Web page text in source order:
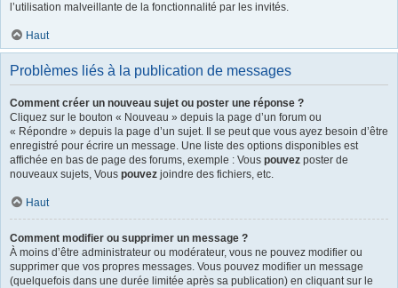
l’utilisation malveillante de la fonctionnalité par les invités.
Haut
Problèmes liés à la publication de messages
Comment créer un nouveau sujet ou poster une réponse ?
Cliquez sur le bouton « Nouveau » depuis la page d’un forum ou
« Répondre » depuis la page d’un sujet. Il se peut que vous ayez besoin d’être
enregistré pour écrire un message. Une liste des options disponibles est
affichée en bas de page des forums, exemple : Vous pouvez poster de
nouveaux sujets, Vous pouvez joindre des fichiers, etc.
Haut
Comment modifier ou supprimer un message ?
À moins d’être administrateur ou modérateur, vous ne pouvez modifier ou
supprimer que vos propres messages. Vous pouvez modifier un message
(quelquefois dans une durée limitée après sa publication) en cliquant sur le